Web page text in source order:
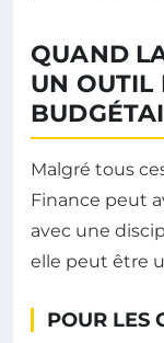
QUAND
UN OUTIL
Malgré tous
Finance peut
avec une
elle peut être
POUR LES